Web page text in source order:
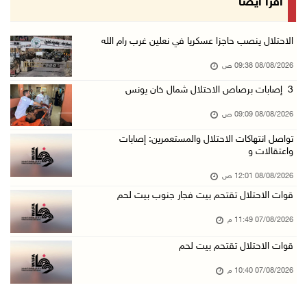
الاحتلال يعيق تنقل المواطنين ويقتحم بلدات شرق ...
07/آب/2026 08:52 م
إصابة مواطنين في اعتداء للمستعمرين في بيت دجن
07/آب/2026 08:24 م
مستعمرون يهاجمون قرية أبو نجيم ويصيبون مواطني ...
07/آب/2026 08:08 م
مستعمرون يهاجمون مساكن المواطنين في خربة الحم ...
الاحتلال ينصب حاجزا عسكريا في نعلين غرب رام الله
08/08/2026 09:38 ص
3 إصابات برصاص الاحتلال شمال خان يونس
08/08/2026 09:09 ص
تواصل انتهاكات الاحتلال والمستعمرين: إصابات
واعتقالات و
08/08/2026 12:01 ص
قوات الاحتلال تقتحم بيت فجار جنوب بيت لحم
07/08/2026 11:49 م
قوات الاحتلال تقتحم بيت لحم
07/08/2026 10:40 م